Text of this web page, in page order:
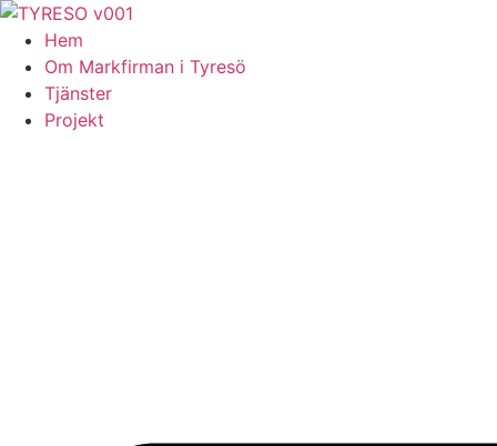
Skip
content
Hem
Om Markfirman i Tyresö
Tjänster
Projekt